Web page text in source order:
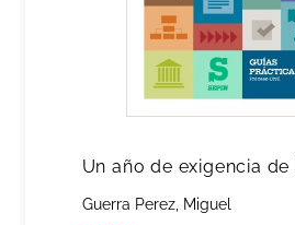
Un año de exigencia de
Guerra Perez, Miguel